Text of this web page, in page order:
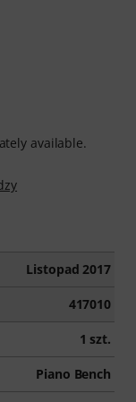
available.
Listopad 2017
417010
1 szt.
Piano Bench